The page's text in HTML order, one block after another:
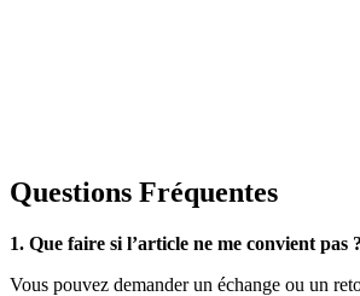
Questions Fréquentes
1. Que faire si l’article ne me convient pas ?
Vous pouvez demander un échange ou un